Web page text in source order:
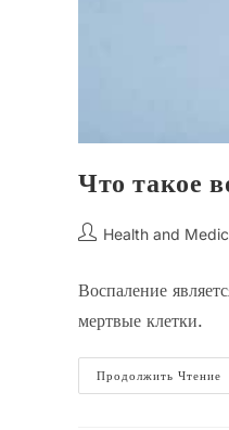
Что такое
АвторHealth and
Воспаление
мертвые клетки.
Продолжить Чтение